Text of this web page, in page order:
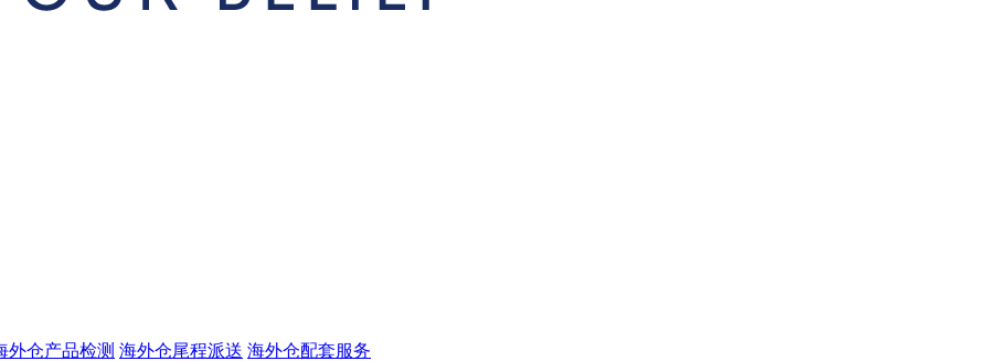
外仓产品检测 海外仓尾程派送 海外仓配套服务